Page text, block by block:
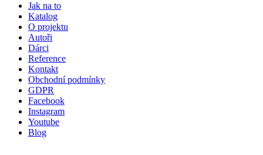
Jak na to
Katalog
O projektu
Autoři
Dárci
Reference
Kontakt
Obchodní podmínky
GDPR
Facebook
Instagram
Youtube
Blog